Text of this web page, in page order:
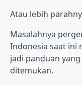
Atau lebih
Masalahnya
Indonesia saat ini
jadi panduan
ditemukan.